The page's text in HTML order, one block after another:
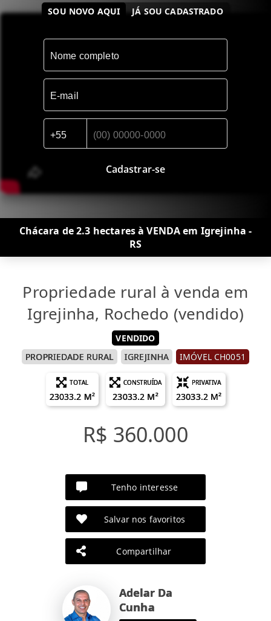
SOU NOVO AQUI JÁ SOU CADASTRADO
Cadastrar-se
Chácara de 2.3 hectares à VENDA em Igrejinha -
RS
Propriedade rural à venda em
Igrejinha, Rochedo (vendido)
VENDIDO
PROPRIEDADE RURAL
IGREJINHA IMÓVEL CH0051
TOTAL
23033.2 M²
CONSTRUÍDA
23033.2 M²
PRIVATIVA
23033.2 M²
R$ 360.000
Tenho interesse
Salvar nos favoritos
Compartilhar
Adelar Da
Cunha